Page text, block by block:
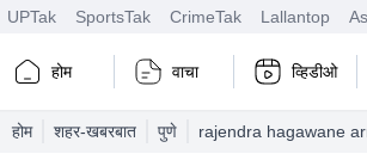
UPTak SportsTak CrimeTak Lallantop
होम वाचा व्हिडीओ
होम शहर-खबरबात पुणे rajendra hagawane